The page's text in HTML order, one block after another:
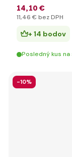
14,10 €
11,46 € bez DPH
+ 14 bodov
Posledný kus na
-10%